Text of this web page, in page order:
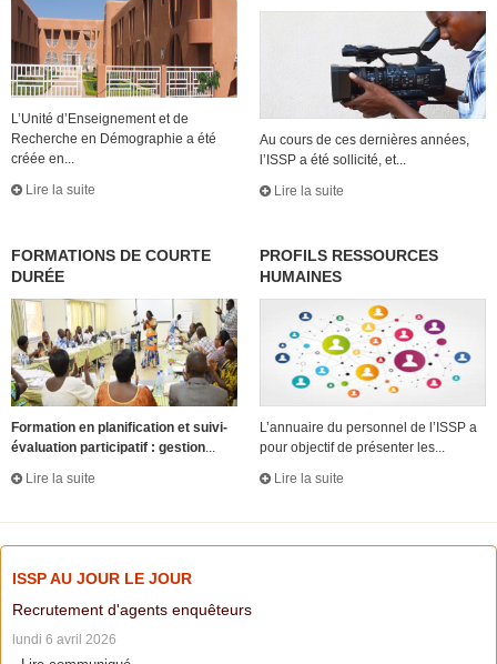
L’Unité d’Enseignement et de
Recherche en Démographie a été
créée en...
Lire la suite
Au cours de ces dernières années,
l’ISSP a été sollicité, et...
Lire la suite
FORMATIONS DE COURTE
DURÉE
Formation en planification et suivi-
évaluation participatif : gestion...
Lire la suite
PROFILS RESSOURCES
HUMAINES
L’annuaire du personnel de l’ISSP a
pour objectif de présenter les...
Lire la suite
ISSP AU JOUR LE JOUR
Recrutement d'agents enquêteurs
lundi 6 avril 2026